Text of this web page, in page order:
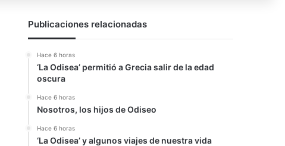
Publicaciones relacionadas
Hace 6 horas
‘La Odisea’ permitió a Grecia salir de la edad
oscura
Hace 6 horas
Nosotros, los hijos de Odiseo
Hace 6 horas
‘La Odisea’ y algunos viajes de nuestra vida